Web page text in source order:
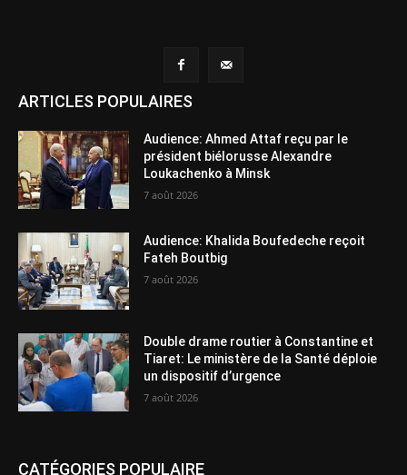
ARTICLES POPULAIRES
Audience: Ahmed Attaf reçu par le
président biélorusse Alexandre
Loukachenko à Minsk
7 août 2026
Audience: Khalida Boufedeche reçoit
Fateh Boutbig
7 août 2026
Double drame routier à Constantine et
Tiaret: Le ministère de la Santé déploie
un dispositif d’urgence
7 août 2026
CATÉGORIES POPULAIRE